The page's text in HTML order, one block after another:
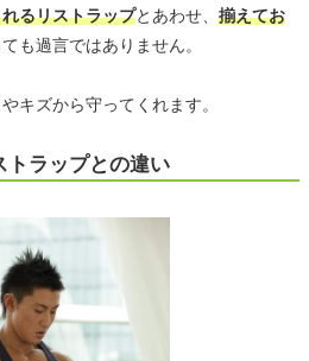
るリストラップとあわせ、 揃えてお
も過言ではありません。
キズから守ってくれます。
トラップとの違い